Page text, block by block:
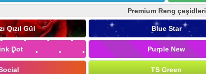
Premium Rəng çeşidləri
Qızıl Gül Blue Star
Dot Purple New
TS Green